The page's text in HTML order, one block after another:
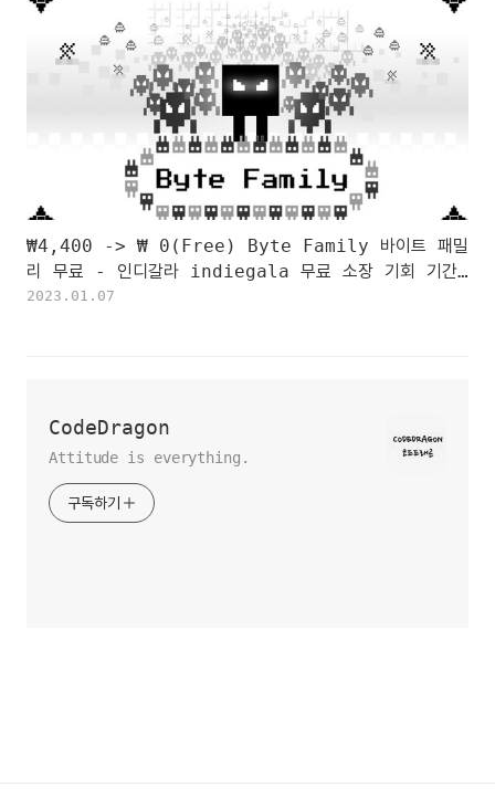
₩4,400 -> ₩ 0(Free) Byte Family 바이트 패밀
리 무료 - 인디갈라 indiegala 무료 소장 기회 기간
한정 indiegala FREE GAME, Limited time
2023.01.07
CodeDragon
Attitude is everything.
구독하기